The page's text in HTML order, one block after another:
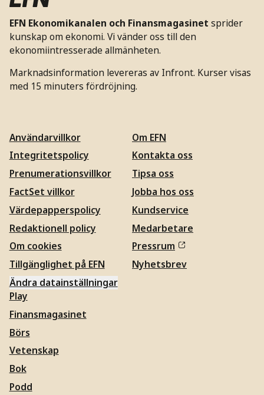
EFN Ekonomikanalen och Finansmagasinet sprider
kunskap om ekonomi. Vi vänder oss till den
ekonomiintresserade allmänheten.
Marknadsinformation levereras av Infront. Kurser visas
med 15 minuters fördröjning.
Användarvillkor
Integritetspolicy
Prenumerationsvillkor
FactSet villkor
Värdepapperspolicy
Redaktionell policy
Om cookies
Tillgänglighet på EFN
Ändra datainställningar
Om EFN
Kontakta oss
Tipsa oss
Jobba hos oss
Kundservice
Medarbetare
Pressrum
Nyhetsbrev
Play
Finansmagasinet
Börs
Vetenskap
Bok
Podd